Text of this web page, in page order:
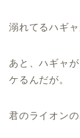
溺れてるハギ
あと、ハギャ
ケるんだが。
君のライオン